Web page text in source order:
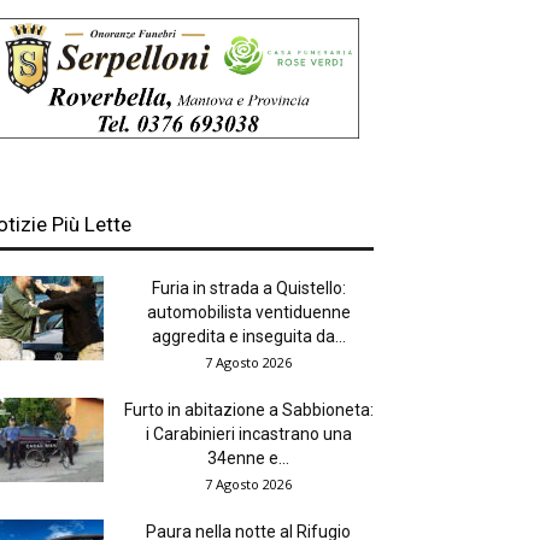
Più Lette
Furia in strada a Quistello:
automobilista ventiduenne
aggredita e inseguita da...
7 Agosto 2026
Furto in abitazione a Sabbioneta:
i Carabinieri incastrano una
34enne e...
7 Agosto 2026
Paura nella notte al Rifugio